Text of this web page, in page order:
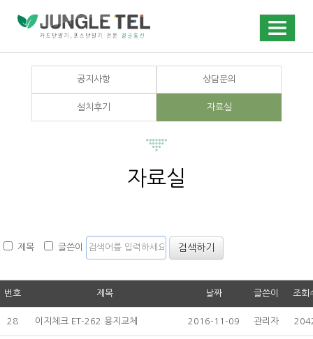
공지사항 상담문의
설치후기 자료실
자료실
제목 글쓴이 검색하기
번호 제목 날짜 글쓴이 조회
28 이지체크 ET-262 용지교체 2016-11-09 관리자